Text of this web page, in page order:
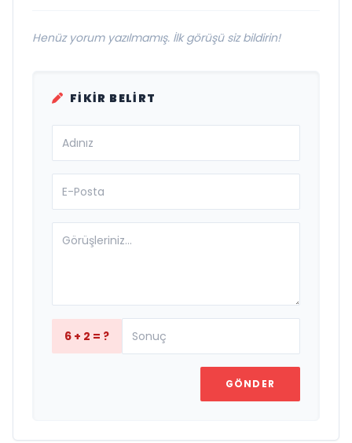
Henüz yorum yazılmamış. İlk görüşü siz bildirin!
FIKIR BELIRT
6 + 2 = ?
GÖNDER